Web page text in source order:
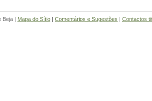
Beja | Mapa do Sítio | Comentários e Sugestões | Contactos